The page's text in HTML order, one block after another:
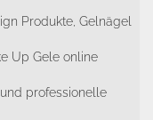
Produkte, Gelnägel
Up Gele online
professionelle